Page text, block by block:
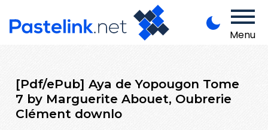
Menu
[Pdf/ePub] Aya de Yopougon Tome
7 by Marguerite Abouet, Oubrerie
Clément downlo